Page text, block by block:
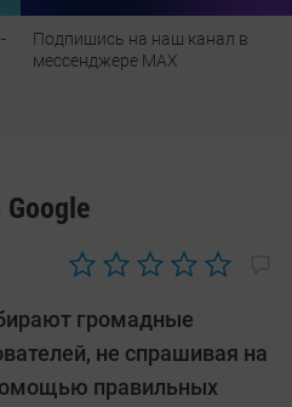
Рейтинг телевизоров 2026:
лучшие модели для гостиной,
громадные
не спрашивая на
правильных